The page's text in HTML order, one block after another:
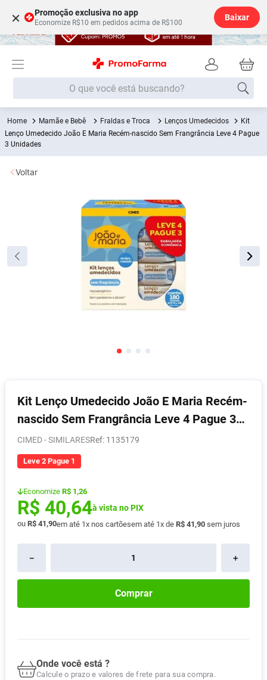
× Promoção exclusiva no app
Economize R$10 em pedidos acima de R$100
Baixar
O que você está buscando?
Mamãe e Bebê Fraldas e Troca Lenços Umedecidos
Kit
Lenço Umedecido João E Maria Recém-nascido Sem Frangrância Leve 4 Pague
3 Unidades
Kit Lenço Umedecido João E Maria Recém-
nascido Sem Frangrância Leve 4 Pague 3
Unidades
CIMED - SIMILARES : 1135179
Leve 2 Pague 1
Economize R$ 1,26
R$ 40,64à vista no PIX
ou R$ 41 ,90em até 1x nos cartõesem até 1x de R$ 41 ,90 sem juros
＋
－
Comprar
Onde você está ?
Calcule o prazo e valores de frete para sua compra.
Voltar
Termos mais buscados
1º
Fralda Xg
Desodorante
Shampoo
Absorvente
Pampers Confort Sec